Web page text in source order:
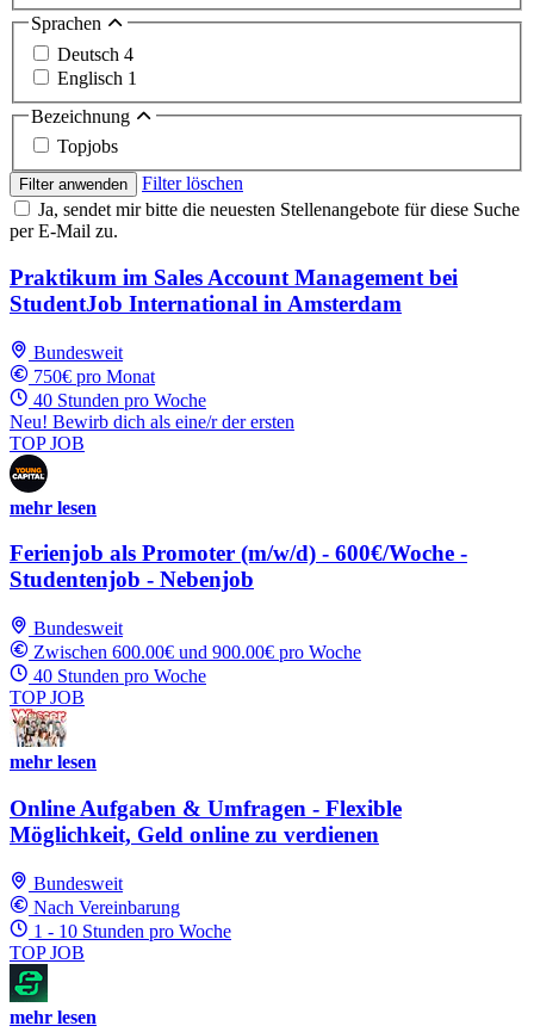
Sprachen
Deutsch 4
Englisch 1
Bezeichnung
Topjobs
Filter anwenden
Filter löschen
Ja, sendet mir bitte die neuesten Stellenangebote für diese Suche
per E-Mail zu.
Praktikum im Sales Account Management bei
StudentJob International in Amsterdam
Bundesweit
750€ pro Monat
40 Stunden pro Woche
Neu! Bewirb dich als eine/r der ersten
TOP JOB
mehr lesen
Ferienjob als Promoter (m/w/d) - 600€/Woche -
Studentenjob - Nebenjob
Bundesweit
Zwischen 600.00€ und 900.00€ pro Woche
40 Stunden pro Woche
TOP JOB
mehr lesen
Online Aufgaben & Umfragen - Flexible
Möglichkeit, Geld online zu verdienen
Bundesweit
Nach Vereinbarung
1 - 10 Stunden pro Woche
TOP JOB
mehr lesen